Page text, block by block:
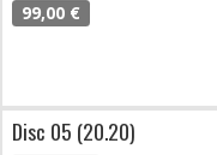
99,00 €
Disc 05 (20.20)